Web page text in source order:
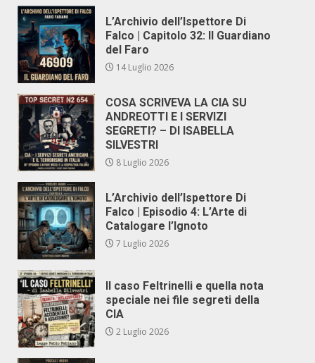
L’Archivio dell’Ispettore Di
Falco | Capitolo 32: Il Guardiano
del Faro
14 Luglio 2026
COSA SCRIVEVA LA CIA SU
ANDREOTTI E I SERVIZI
SEGRETI? – DI ISABELLA
SILVESTRI
8 Luglio 2026
L’Archivio dell’Ispettore Di
Falco | Episodio 4: L’Arte di
Catalogare l’Ignoto
7 Luglio 2026
Il caso Feltrinelli e quella nota
speciale nei file segreti della
CIA
2 Luglio 2026